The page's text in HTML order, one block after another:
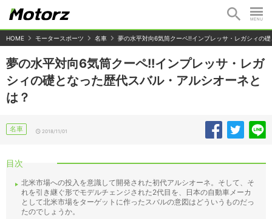
HOME モータースポーツ 名車 夢の水平対向6気筒クーペ!!インプレッサ・レガシィの
夢の水平対向6気筒クーペ!!インプレッサ・レガ
シィの礎となった歴代スバル・アルシオーネと
は？
名車 2018/11/01
目次
北米市場への投入を意識して開発された初代アルシオーネ。そして、そ
れを引き継ぐ形でモデルチェンジされた2代目を、日本の自動車メーカ
として北米市場をターゲットに作ったスバルの意図はどういうものだっ
たのでしょうか。